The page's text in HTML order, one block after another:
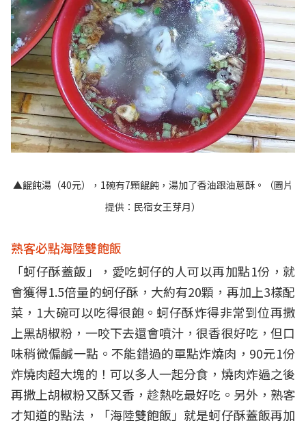
▲餛飩湯（40元），1碗有7顆餛飩，湯加了香油跟油蔥酥。（圖片
提供：民宿女王芽月）
熟客必點海陸雙飽飯
「蚵仔酥蓋飯」，愛吃蚵仔的人可以再加點1份，就
會獲得1.5倍量的蚵仔酥，大約有20顆，再加上3樣配
菜，1大碗可以吃得很飽。蚵仔酥炸得非常到位再撒
上黑胡椒粉，一咬下去還會噴汁，很香很好吃，但口
味稍微偏鹹一點。不能錯過的單點炸燒肉，90元1份
炸燒肉超大塊的！可以多人一起分食，燒肉炸過之後
再撒上胡椒粉又酥又香，趁熱吃最好吃。另外，熟客
才知道的點法，「海陸雙飽飯」就是蚵仔酥蓋飯再加